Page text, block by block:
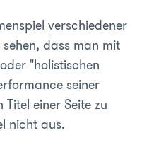
verschiedener
dass man mit
"holistischen
seiner
einer Seite zu
nicht aus.